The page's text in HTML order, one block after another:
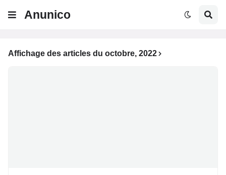
Anunico
Affichage des articles du octobre, 2022